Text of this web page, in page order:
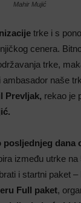
Mahir Mujić
trke i s
cenera.
trke,
naše
Prevljak, rekao je
posljednjeg dana
između utrke
i startni paket –
Full paket,